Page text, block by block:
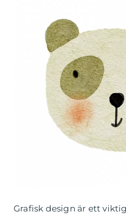
Grafisk design är ett